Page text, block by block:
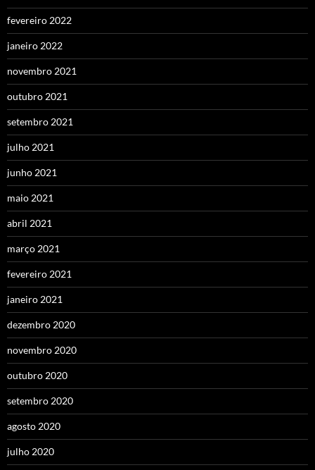
fevereiro 2022
janeiro 2022
novembro 2021
outubro 2021
setembro 2021
julho 2021
junho 2021
maio 2021
abril 2021
março 2021
fevereiro 2021
janeiro 2021
dezembro 2020
novembro 2020
outubro 2020
setembro 2020
agosto 2020
julho 2020